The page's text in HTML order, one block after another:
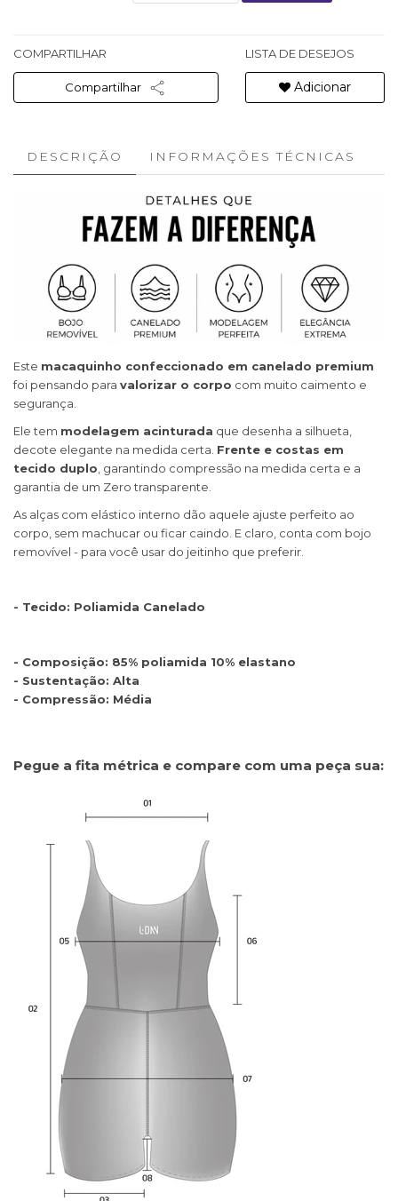
COMPARTILHAR
Compartilhar
LISTA DE DESEJOS
Adicionar
DESCRIÇÃO INFORMAÇÕES TÉCNICAS
Este macaquinho confeccionado em canelado premium
foi pensando para valorizar o corpo com muito caimento e
segurança.
Ele tem modelagem acinturada que desenha a silhueta,
decote elegante na medida certa. Frente e costas em
tecido duplo , garantindo compressão na medida certa e a
garantia de um Zero transparente.
As alças com elástico interno dão aquele ajuste perfeito ao
corpo, sem machucar ou ficar caindo. E claro, conta com bojo
removível - para você usar do jeitinho que preferir.
- Tecido: Poliamida Canelado
- Composição: 85% poliamida 10% elastano
- Sustentação: Alta
- Compressão: Média
Pegue a fita métrica e compare com uma peça sua: